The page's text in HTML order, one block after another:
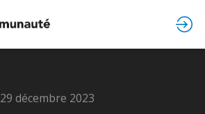
29 décembre 2023